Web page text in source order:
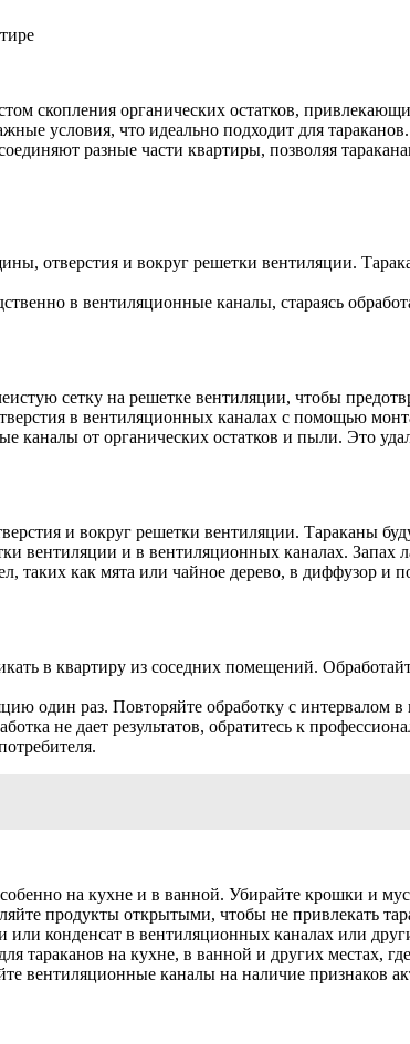
скопления органических остатков,
условия, что идеально подходит для тараканов.
разные части квартиры, позволяя
отверстия и вокруг решетки вентиляции.
в вентиляционные каналы, стараясь
сетку на решетке вентиляции, чтобы
в вентиляционных каналах с помощью
каналы от органических остатков и пыли. Это
и вокруг решетки вентиляции. Тараканы
вентиляции и в вентиляционных каналах. Запах
как мята или чайное дерево, в диффузор и
в квартиру из соседних помещений.
один раз. Повторяйте обработку с интервалом
не дает результатов, обратитесь к
на кухне и в ванной. Убирайте крошки и
продукты открытыми, чтобы не привлекать
конденсат в вентиляционных каналах или
тараканов на кухне, в ванной и других местах,
вентиляционные каналы на наличие признаков